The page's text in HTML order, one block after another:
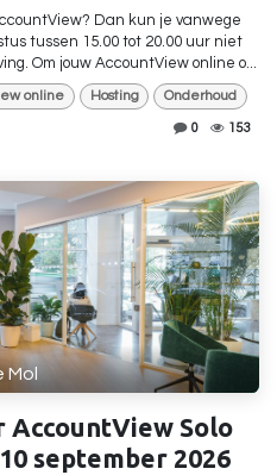
Dan kun je vanwege
tussen 15.00 tot 20.00 uur niet
Om jouw AccountView online o...
online Hosting Onderhoud
0 153
Mol
AccountView Solo
september 2026